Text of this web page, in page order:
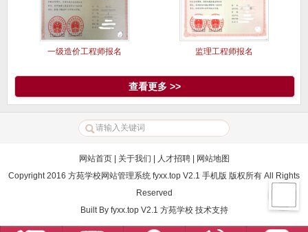
一级造价工程师报名 监理工程师报名
查看更多 >>
网站首页| 关于我们 人才招聘|
网站地图
Copyright 2016 方苑学校网站管理系统 fyxx.top V2.1 手机版 版权所有 All Rights
Reserved
Built By fyxx.top V2.1 方苑学校技术支持